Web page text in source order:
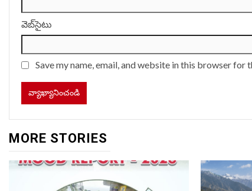
వెబ్‌సైటు
Save my name, email, and website in this browser for
MORE STORIES